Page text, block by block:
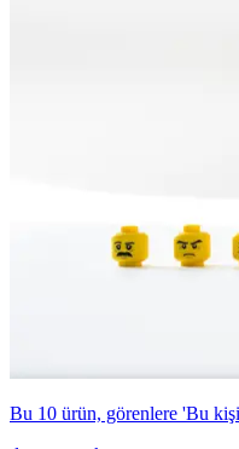
Bu 10 ürün, görenlere 'Bu